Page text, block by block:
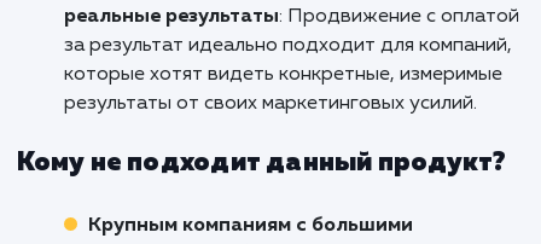
Стартапам и малым бизнесам: Если у вас
новый бизнес или стартап, продвижение с
оплатой за результат может быть
решением. Вы платите только за конкретные
результаты, что минимизирует риски и
позволяет сохранить бюджет на другие